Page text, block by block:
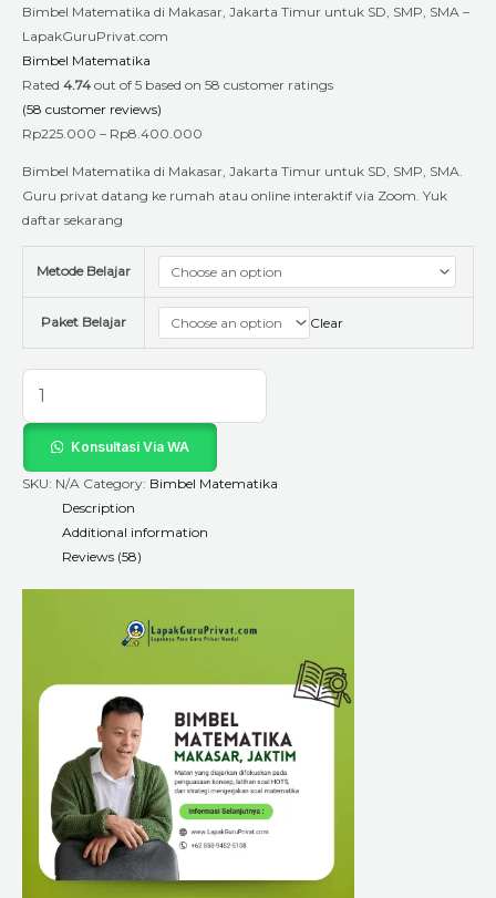
Bimbel Matematika di Makasar, Jakarta Timur untuk SD, SMP, SMA –
LapakGuruPrivat.com
Bimbel Matematika
Rated 4.74 out of 5 based on 58 customer ratings
(58 customer reviews)
Rp225.000 – Rp8.400.000
Bimbel Matematika di Makasar, Jakarta Timur untuk SD, SMP, SMA.
Guru privat datang ke rumah atau online interaktif via Zoom. Yuk
daftar sekarang
Metode Belajar
Paket Belajar Clear
Konsultasi Via WA
SKU: N/A Category: Bimbel Matematika
Description
Additional information
Reviews (58)